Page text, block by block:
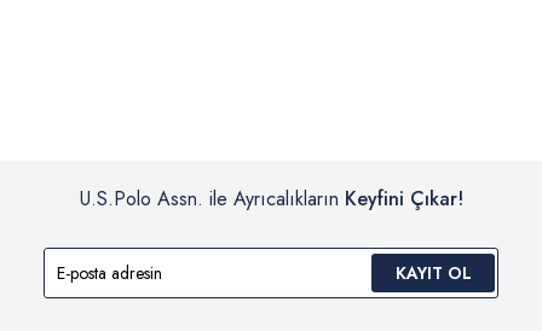
U.S.Polo Assn. ile Ayrıcalıkların Keyfini Çıkar!
KAYIT OL